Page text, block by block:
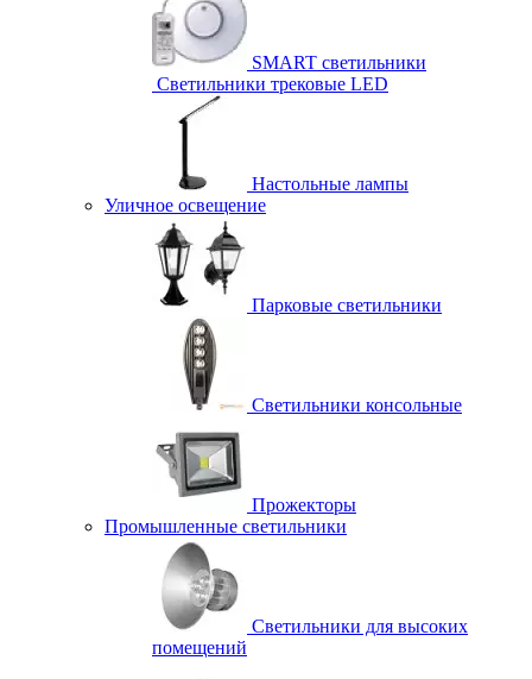
SMART светильники
Светильники трековые LED
Настольные лампы
Уличное освещение
Парковые светильники
Светильники консольные
Прожекторы
Промышленные светильники
Светильники для высоких
помещений